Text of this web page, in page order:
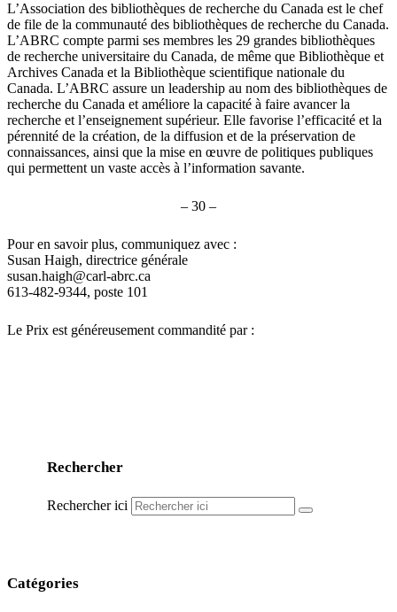
L’Association des bibliothèques de recherche du Canada est le chef
de file de la communauté des bibliothèques de recherche du Canada.
L’ABRC compte parmi ses membres les 29 grandes bibliothèques
de recherche universitaire du Canada, de même que Bibliothèque et
Archives Canada et la Bibliothèque scientifique nationale du
Canada. L’ABRC assure un leadership au nom des bibliothèques de
recherche du Canada et améliore la capacité à faire avancer la
recherche et l’enseignement supérieur. Elle favorise l’efficacité et la
pérennité de la création, de la diffusion et de la préservation de
connaissances, ainsi que la mise en œuvre de politiques publiques
qui permettent un vaste accès à l’information savante.
– 30 –
Pour en savoir plus, communiquez avec :
Susan Haigh, directrice générale
susan.haigh@carl-abrc.ca
613-482-9344, poste 101
Le Prix est généreusement commandité par :
Rechercher
Rechercher ici
Catégories